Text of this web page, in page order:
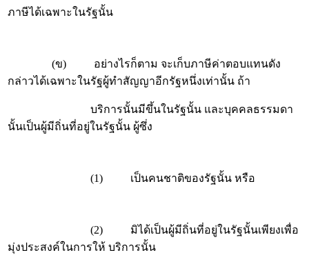
ภาษีได้เฉพาะในรัฐนั้น
(ข) อย่างไรก็ตาม จะเก็บภาษีค่าตอบแทนดัง
กล่าวได้เฉพาะในรัฐผู้ทำสัญญาอีกรัฐหนึ่งเท่านั้น ถ้า
บริการนั้นมีขึ้นในรัฐนั้น และบุคคลธรรมดา
นั้นเป็นผู้มีถิ่นที่อยู่ในรัฐนั้น ผู้ซึ่ง
(1) เป็นคนชาติของรัฐนั้น หรือ
(2) มิได้เป็นผู้มีถิ่นที่อยู่ในรัฐนั้นเพียงเพื่อ
มุ่งประสงค์ในการให้ บริการนั้น